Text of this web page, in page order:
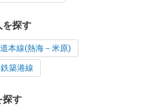
を探す
本線(熱海－米原)
築港線
探す